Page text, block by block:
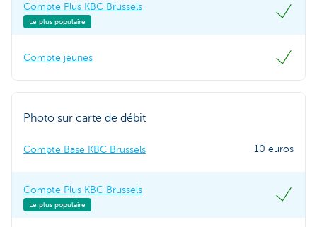
Compte Plus KBC Brussels
Le plus populaire
Compte jeunes
Photo sur carte de débit
Compte Base KBC Brussels 10 euros
Compte Plus KBC Brussels
Le plus populaire